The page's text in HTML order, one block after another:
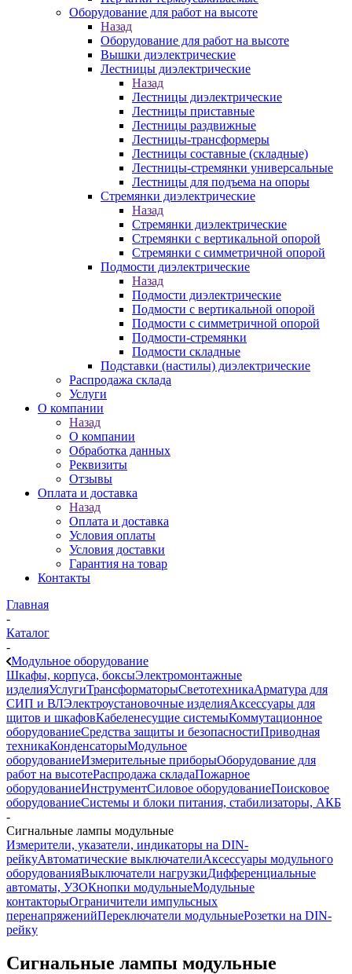
Оборудование для работ на высоте
Назад
Оборудование для работ на высоте
Вышки диэлектрические
Лестницы диэлектрические
Назад
Лестницы диэлектрические
Лестницы приставные
Лестницы раздвижные
Лестницы-трансформеры
Лестницы составные (складные)
Лестницы-стремянки универсальные
Лестницы для подъема на опоры
Стремянки диэлектрические
Назад
Стремянки диэлектрические
Стремянки с вертикальной опорой
Стремянки с симметричной опорой
Подмости диэлектрические
Назад
Подмости диэлектрические
Подмости с вертикальной опорой
Подмости с симметричной опорой
Подмости-стремянки
Подмости складные
Подставки (настилы) диэлектрические
Распродажа склада
Услуги
О компании
Назад
О компании
Обработка данных
Реквизиты
Отзывы
Оплата и доставка
Назад
Оплата и доставка
Условия оплаты
Условия доставки
Гарантия на товар
Контакты
Главная
-
Каталог
-
Модульное оборудование
Шкафы, корпуса, боксыЭлектромонтажные
изделияУслугиТрансформаторыСветотехникаАрматура для
СИП и ВЛЭлектроустановочные изделияАксессуары для
щитов и шкафовКабеленесущие системыКоммутационное
оборудованиеСредства защиты и безопасностиПриводная
техникаКонденсаторыМодульное
оборудованиеИзмерительные приборыОборудование для
работ на высотеРаспродажа складаПожарное
оборудованиеИнструментСиловое оборудованиеПоисковое
оборудованиеСистемы и блоки питания, стабилизаторы, АКБ
-
Сигнальные лампы модульные
Измерители, указатели, индикаторы на DIN-
рейкуАвтоматические выключателиАксессуары модульного
оборудованияВыключатели нагрузкиДифференциальные
автоматы, УЗОКнопки модульныеМодульные
контакторыОграничители импульсных
перенапряженийПереключатели модульныеРозетки на DIN-
рейку
Сигнальные лампы модульные